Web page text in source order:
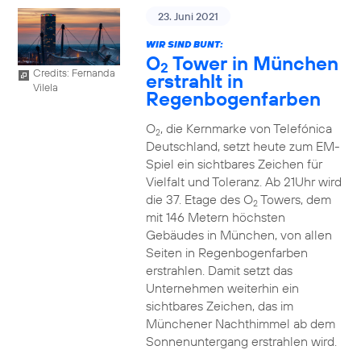
Credits: Fernanda
Vilela
23. Juni 2021
WIR SIND BUNT:
O2 Tower in München
erstrahlt in
Regenbogenfarben
O2, die Kernmarke von Telefónica
Deutschland, setzt heute zum EM-
Spiel ein sichtbares Zeichen für
Vielfalt und Toleranz. Ab 21Uhr wird
die 37. Etage des O2Towers, dem
mit 146 Metern höchsten
Gebäudes in München, von allen
Seiten in Regenbogenfarben
erstrahlen. Damit setzt das
Unternehmen weiterhin ein
sichtbares Zeichen, das im
Münchener Nachthimmel ab dem
Sonnenuntergang erstrahlen wird.